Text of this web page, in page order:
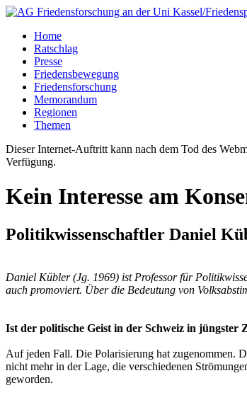
Home
Ratschlag
Presse
Friedensbewegung
Friedensforschung
Memorandum
Regionen
Themen
Dieser Internet-Auftritt kann nach dem Tod des
Verfügung.
Kein Interesse am
Politikwissenschaftler Daniel
Daniel Kübler (Jg. 1969) ist Professor für
auch promoviert. Über die Bedeutung von
Ist der politische Geist in der Schweiz in jüngster
Auf jeden Fall. Die Polarisierung hat zugenommen.
nicht mehr in der Lage, die verschiedenen
geworden.